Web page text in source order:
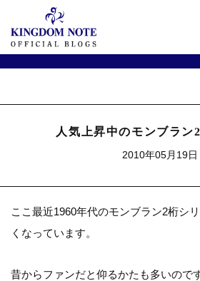
人気上昇中のモンブラン
2010年05月19日
ここ最近1960年代のモンブラン2桁シ
くなっています。
昔からファンだと仰るかたも多いので